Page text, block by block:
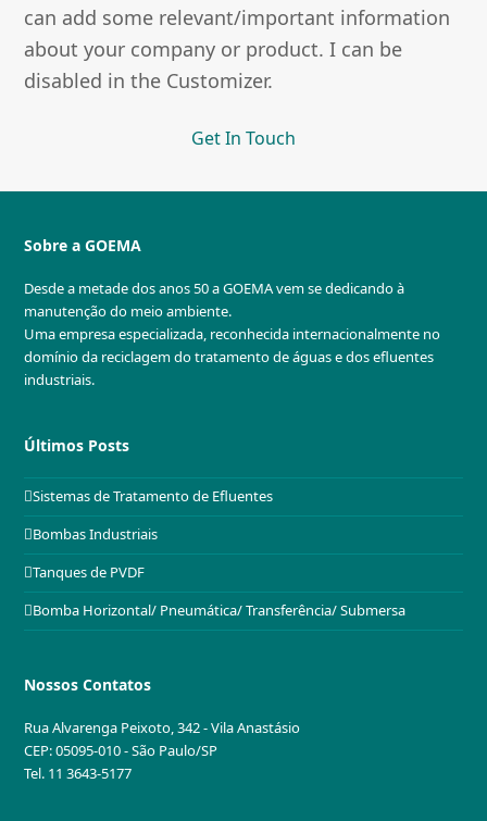
can add some relevant/important information
about your company or product. I can be
disabled in the Customizer.
Get In Touch
Sobre a GOEMA
Desde a metade dos anos 50 a GOEMA vem se dedicando à
manutenção do meio ambiente.
Uma empresa especializada, reconhecida internacionalmente no
domínio da reciclagem do tratamento de águas e dos efluentes
industriais.
Últimos Posts
Sistemas de Tratamento de Efluentes
Bombas Industriais
Tanques de PVDF
Bomba Horizontal/ Pneumática/ Transferência/ Submersa
Nossos Contatos
Rua Alvarenga Peixoto, 342 - Vila Anastásio
CEP: 05095-010 - São Paulo/SP
Tel. 11 3643-5177